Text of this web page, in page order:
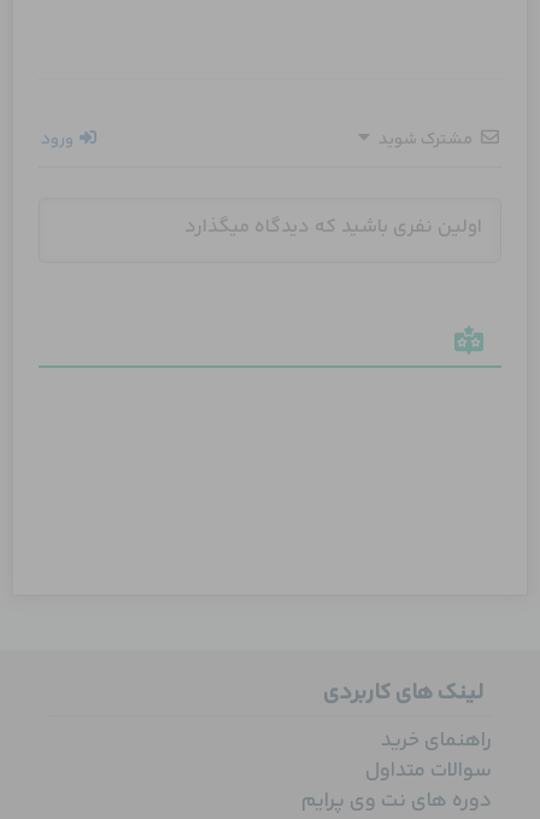
مشترک شوید ورود
لینک های کاربردی
راهنمای خرید
سوالات متداول
دوره های نت وی پرایم